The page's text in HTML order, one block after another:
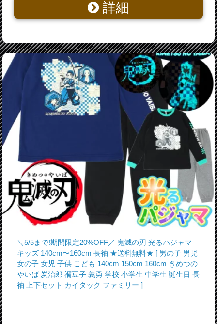
詳細
＼5/5まで!期間限定20%OFF／ 鬼滅の刃 光るパジャマ
キッズ 140cm〜160cm 長袖 ★送料無料★ [ 男の子 男児
女の子 女児 子供 こども 140cm 150cm 160cm きめつの
やいば 炭治郎 禰豆子 義勇 学校 小学生 中学生 誕生日 長
袖 上下セット カイタック ファミリー ]